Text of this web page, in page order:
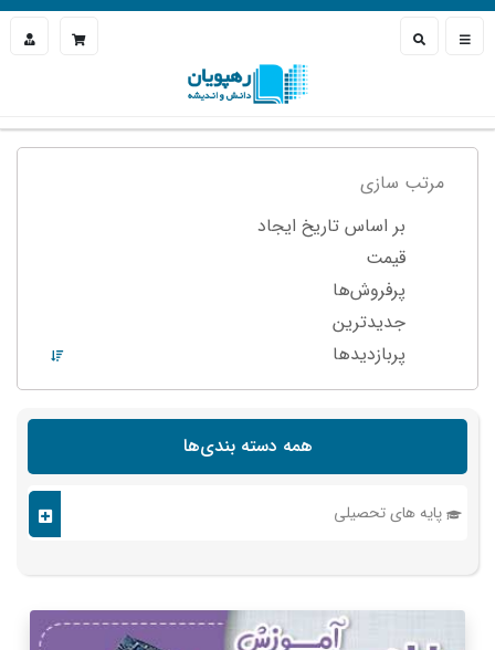
مرتب سازی
بر اساس تاریخ ایجاد
قیمت
پرفروش‌ها
جدیدترین
پربازدید‌ها
همه دسته بندی‌ها
پایه های تحصیلی